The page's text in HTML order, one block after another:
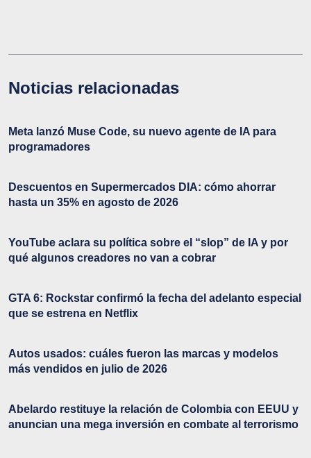
Noticias relacionadas
Meta lanzó Muse Code, su nuevo agente de IA para
programadores
Descuentos en Supermercados DIA: cómo ahorrar
hasta un 35% en agosto de 2026
YouTube aclara su política sobre el “slop” de IA y por
qué algunos creadores no van a cobrar
GTA 6: Rockstar confirmó la fecha del adelanto especial
que se estrena en Netflix
Autos usados: cuáles fueron las marcas y modelos
más vendidos en julio de 2026
Abelardo restituye la relación de Colombia con EEUU y
anuncian una mega inversión en combate al terrorismo